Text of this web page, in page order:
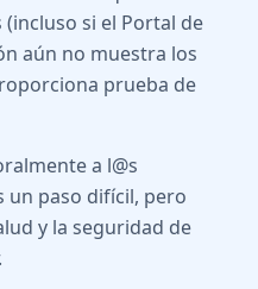
si el Portal de
aún no muestra los
prueba de
a l@s
un paso difícil, pero
y la seguridad de